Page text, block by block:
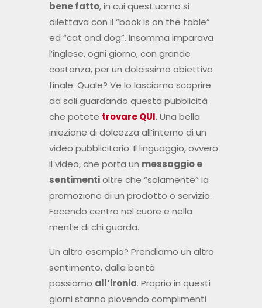
bene fatto, in cui quest’uomo si
dilettava con il “book is on the table”
ed “cat and dog”. Insomma imparava
l’inglese, ogni giorno, con grande
costanza, per un dolcissimo obiettivo
finale. Quale? Ve lo lasciamo scoprire
da soli guardando questa pubblicità
che potete trovare QUI. Una bella
iniezione di dolcezza all’interno di un
video pubblicitario. Il linguaggio, ovvero
il video, che porta un messaggio e
sentimentioltre che “solamente” la
promozione di un prodotto o servizio.
Facendo centro nel cuore e nella
mente di chi guarda.
Un altro esempio? Prendiamo un altro
sentimento, dalla bontà
passiamo all’ironia. Proprio in questi
giorni stanno piovendo complimenti